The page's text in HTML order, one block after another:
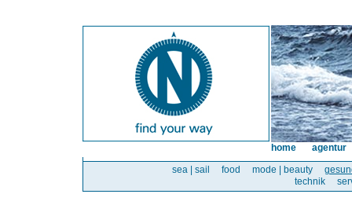
sea | sail food mode | beauty
technik
home agentur